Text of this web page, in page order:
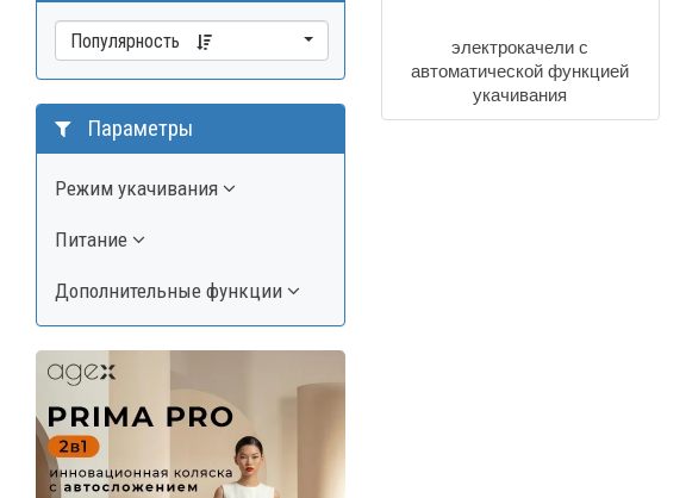
электрокачели с
автоматической функцией
укачивания
Популярность
Параметры
Режим укачивания
Питание
Дополнительные функции